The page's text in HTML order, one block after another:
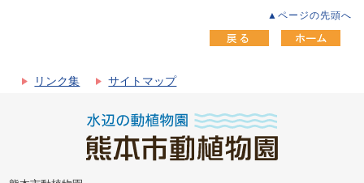
▲ページの先頭へ
リンク集 サイトマップ